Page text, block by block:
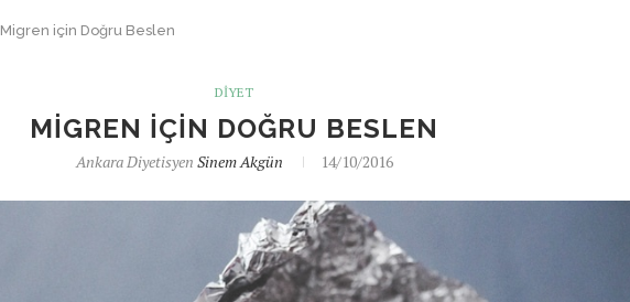
Migren için Doğru Beslen
DIYET
MIGREN IÇIN DOĞRU BESLEN
Ankara Diyetisyen Sinem Akgün 14/10/2016